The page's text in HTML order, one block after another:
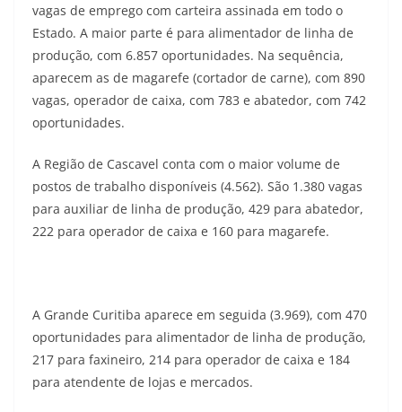
vagas de emprego com carteira assinada em todo o
Estado. A maior parte é para alimentador de linha de
produção, com 6.857 oportunidades. Na sequência,
aparecem as de magarefe (cortador de carne), com 890
vagas, operador de caixa, com 783 e abatedor, com 742
oportunidades.
A Região de Cascavel conta com o maior volume de
postos de trabalho disponíveis (4.562). São 1.380 vagas
para auxiliar de linha de produção, 429 para abatedor,
222 para operador de caixa e 160 para magarefe.
A Grande Curitiba aparece em seguida (3.969), com 470
oportunidades para alimentador de linha de produção,
217 para faxineiro, 214 para operador de caixa e 184
para atendente de lojas e mercados.